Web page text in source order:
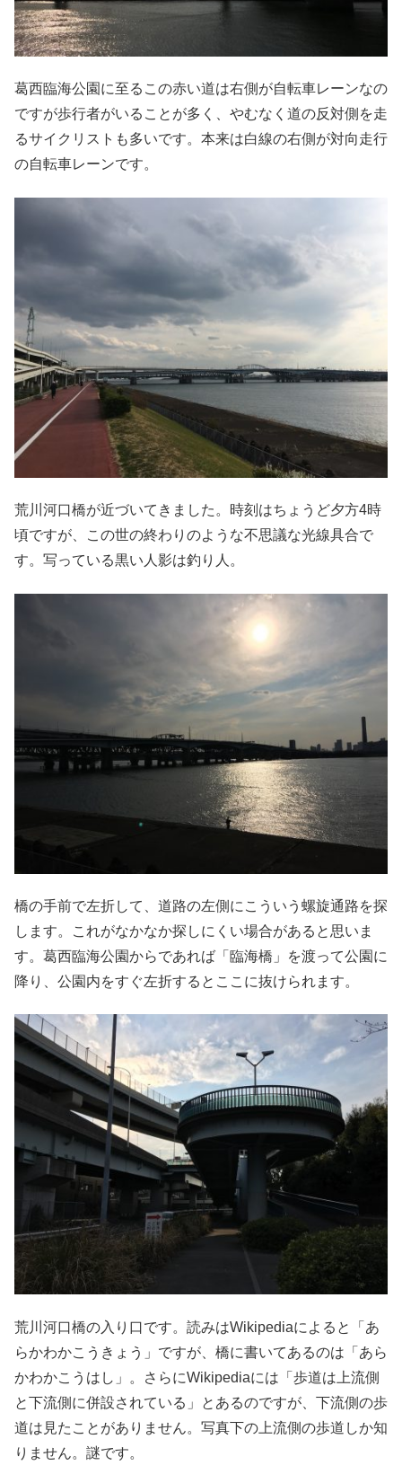
葛西臨海公園に至るこの赤い道は右側が自転車レーンなの
ですが歩行者がいることが多く、やむなく道の反対側を走
るサイクリストも多いです。本来は白線の右側が対向走行
の自転車レーンです。
荒川河口橋が近づいてきました。時刻はちょうど夕方4時
頃ですが、この世の終わりのような不思議な光線具合で
す。写っている黒い人影は釣り人。
橋の手前で左折して、道路の左側にこういう螺旋通路を探
します。これがなかなか探しにくい場合があると思いま
す。葛西臨海公園からであれば「臨海橋」を渡って公園に
降り、公園内をすぐ左折するとここに抜けられます。
荒川河口橋の入り口です。読みはWikipediaによると「あ
らかわかこうきょう」ですが、橋に書いてあるのは「あら
かわかこうはし」。さらにWikipediaには「歩道は上流側
と下流側に併設されている」とあるのですが、下流側の歩
道は見たことがありません。写真下の上流側の歩道しか知
りません。謎です。